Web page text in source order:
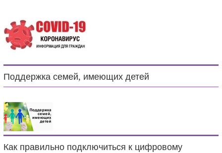
Поддержка семей, имеющих детей
Как правильно подключиться к цифровому